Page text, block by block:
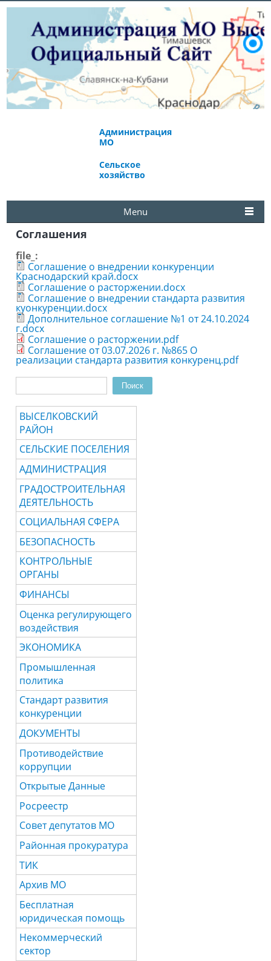
Администрация
МО
Сельское
хозяйство
Menu
Соглашения
file_:
Соглашение о внедрении конкуренции
Краснодарский край.docx
Соглашение о расторжении.docx
Соглашение о внедрении стандарта развития
куонкуренции.docx
Дополнительное соглашение №1 от 24.10.2024
г.docx
Соглашение о расторжении.pdf
Соглашение от 03.07.2026 г. №865 О
реализации стандарта развития конкуренц.pdf
Поиск
ВЫСЕЛКОВСКИЙ
РАЙОН
СЕЛЬСКИЕ ПОСЕЛЕНИЯ
АДМИНИСТРАЦИЯ
ГРАДОСТРОИТЕЛЬНАЯ
ДЕЯТЕЛЬНОСТЬ
СОЦИАЛЬНАЯ СФЕРА
БЕЗОПАСНОСТЬ
КОНТРОЛЬНЫЕ
ОРГАНЫ
ФИНАНСЫ
Оценка регулирующего
воздействия
ЭКОНОМИКА
Промышленная
политика
Стандарт развития
конкуренции
ДОКУМЕНТЫ
Противодействие
коррупции
Открытые Данные
Росреестр
Совет депутатов МО
Районная прокуратура
ТИК
Архив МО
Бесплатная
юридическая помощь
Некоммерческий
сектор